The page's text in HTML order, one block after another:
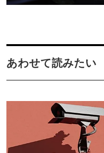
あわせて読みたい